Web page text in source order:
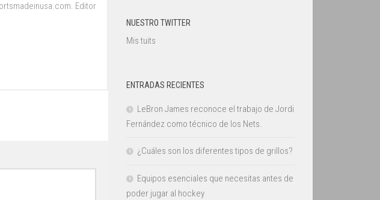
Editor
NUESTRO TWITTER
Mis tuits
ENTRADAS RECIENTES
LeBron James reconoce el trabajo de Jordi
Fernández como técnico de los Nets.
¿Cuáles son los diferentes tipos de grillos?
Equipos esenciales que necesitas antes de
poder jugar al hockey